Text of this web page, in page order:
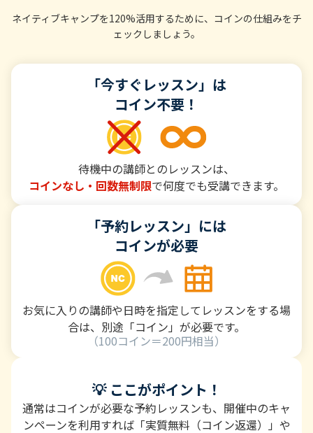
ネイティブキャンプを120%活用するために、コインの仕組みをチ
ェックしましょう。
「今すぐレッスン」は
コイン不要！
待機中の講師とのレッスンは、
コインなし・回数無制限で何度でも受講できます。
「予約レッスン」には
コインが必要
お気に入りの講師や日時を指定してレッスンをする場
合は、別途「コイン」が必要です。
（100コイン＝200円相当）
💡 ここがポイント！
通常はコインが必要な予約レッスンも、開催中のキャ
ンペーンを利用すれば「実質無料（コイン返還）」や